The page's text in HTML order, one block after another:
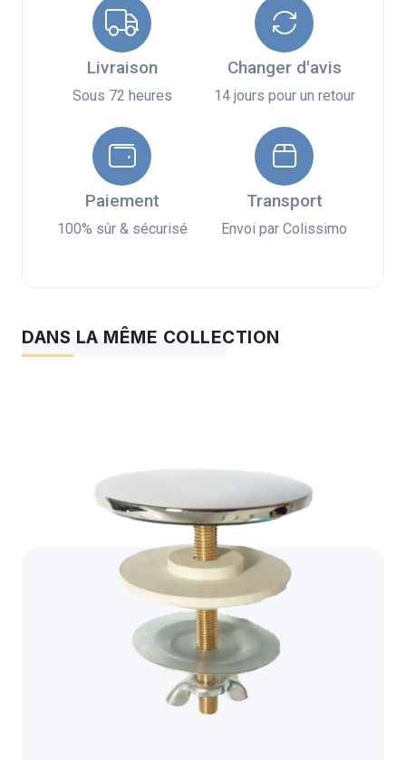
Livraison
Sous 72 heures
Changer d'avis
14 jours pour un retour
Paiement
100% sûr & sécurisé
Transport
Envoi par Colissimo
DANS LA MÊME COLLECTION